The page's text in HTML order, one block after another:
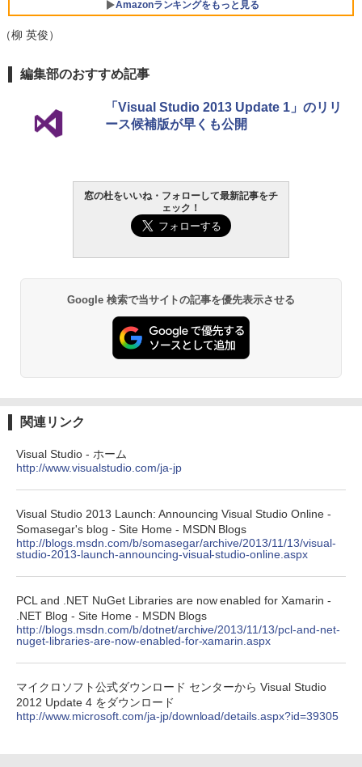
VWK3E15W_AZ
Amazonランキングをもっと見る
生成AIパスポート公式テキスト 第４版
￥1,766
ズ (はぴーイラストLabo)
￥480
ClaudeCode いちばんやさしい 教科書:
方 マニュアル AI副業にもコンテンツ作成
にもKindle出版にも！ 非エンジニアのた
めのAIコーディング入門シリーズ
￥99
FM TOWNS ハイパー・カタログ: 本体ハ
ードウェア・市販ソフトウェアのパーフ
ェクトリストと最新エミュレータ紹介
Amazon Kindle Paperwhite (16GB) 7イ
週間持続バッテリー、広告なし、ブラッ
ク
Amazon Kindle - 目に優しい、かさばら
ない、大きな画面で読みやすい、6週間持
続バッテリー、6インチディスプレイ電子
書籍リーダー、ブラック、16GB、広告な
Kindle Paperwhite シグニチャーエディ
ション (32GB) 7インチディスプレイ、明
るさ自動調整、色調調節ライト、12週間
持続バッテリー、広告なし、メタリック
ージ、防水、7インチカラーディスプレ
イ、色調調節ライト、最大8週間持続バッ
テリー、広告無し、ブラック (2025年発
￥31,980
11インチカラーディスプレイ、64GBスト
レージ、ノート機能搭載、明るさ自動調
整、色調調節ライト、プレミアムペン付
き、グラファイト
￥115,980
（柳 英俊）
編集部のおすすめ記事
「Visual Studio 2013 Update 1」のリリ
ース候補版が早くも公開
窓の杜をいいね・フォローして最新記事をチ
ェック！
Google 検索で当サイトの記事を優先表示させる
関連リンク
Visual Studio - ホーム
http://www.visualstudio.com/ja-jp
Visual Studio 2013 Launch: Announcing Visual Studio Online -
Somasegar's blog - Site Home - MSDN Blogs
http://blogs.msdn.com/b/somasegar/archive/2013/11/13/visual-
studio-2013-launch-announcing-visual-studio-online.aspx
PCL and .NET NuGet Libraries are now enabled for Xamarin -
.NET Blog - Site Home - MSDN Blogs
http://blogs.msdn.com/b/dotnet/archive/2013/11/13/pcl-and-net-
nuget-libraries-are-now-enabled-for-xamarin.aspx
マイクロソフト公式ダウンロード センターから Visual Studio
2012 Update 4 をダウンロード
http://www.microsoft.com/ja-jp/download/details.aspx?id=39305